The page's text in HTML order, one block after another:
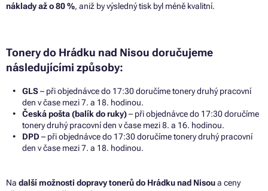
náklady až o 80 %, aniž by výsledný tisk byl méně kvalitní.
Tonery do Hrádku nad Nisou doručujeme
následujícími způsoby:
GLS– při objednávce do 17:30 doručíme tonery druhý pracovní
den v čase mezi 7. a 18. hodinou.
Česká pošta (balík do ruky)– při objednávce do 17:30 doručíme
tonery druhý pracovní den v čase mezi 8. a 16. hodinou.
DPD – při objednávce do 17:30 doručíme tonery druhý pracovní
den v čase mezi 7. a 18. hodinou.
Na další možnosti dopravy tonerů do Hrádku nad Nisoua ceny